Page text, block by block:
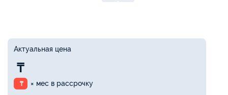
Актуальная цена
₸
₸ × мес в рассрочку